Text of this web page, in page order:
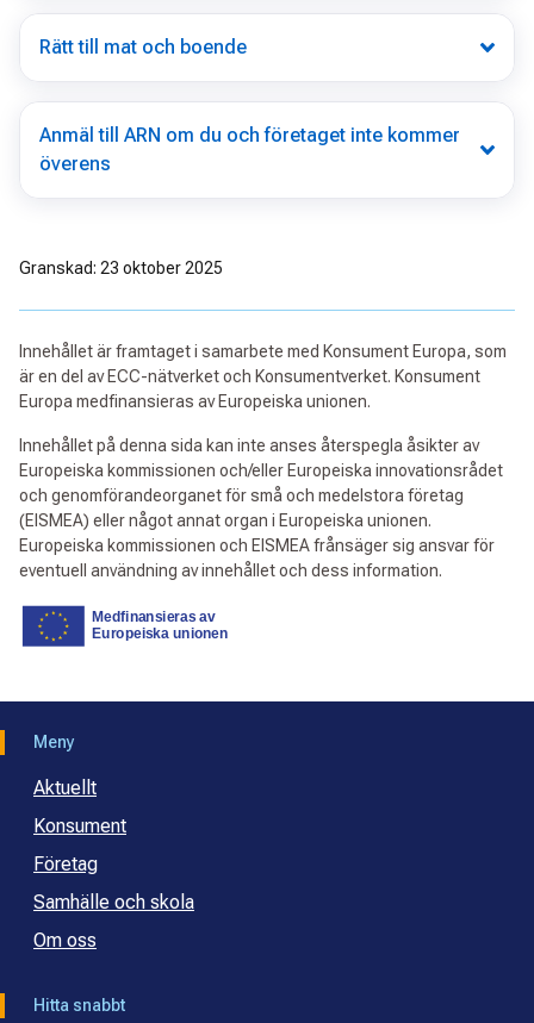
Rätt till mat och boende
Anmäl till ARN om du och företaget inte kommer
överens
Granskad: 23 oktober 2025
Innehållet är framtaget i samarbete med Konsument Europa, som
är en del av ECC-nätverket och Konsumentverket. Konsument
Europa medfinansieras av Europeiska unionen.
Innehållet på denna sida kan inte anses återspegla åsikter av
Europeiska kommissionen och/eller Europeiska innovationsrådet
och genomförandeorganet för små och medelstora företag
(EISMEA) eller något annat organ i Europeiska unionen.
Europeiska kommissionen och EISMEA frånsäger sig ansvar för
eventuell användning av innehållet och dess information.
Meny
Aktuellt
Konsument
Företag
Samhälle och skola
Om oss
Hitta snabbt